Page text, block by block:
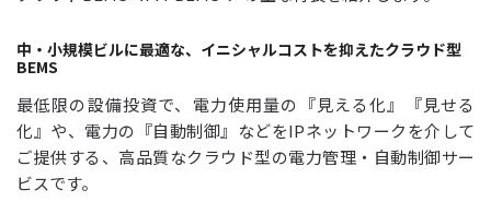
中・小規模ビルに最適な、イニシャルコストを抑えたクラウド型
BEMS
最低限の設備投資で、電力使用量の『見える化』『見せる
化』や、電力の『自動制御』などをIPネットワークを介して
ご提供する、高品質なクラウド型の電力管理・自動制御サー
ビスです。